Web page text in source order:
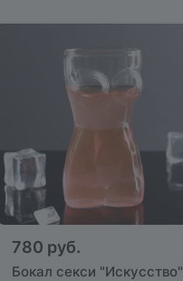
780 руб.
Бокал секси "Искусство"